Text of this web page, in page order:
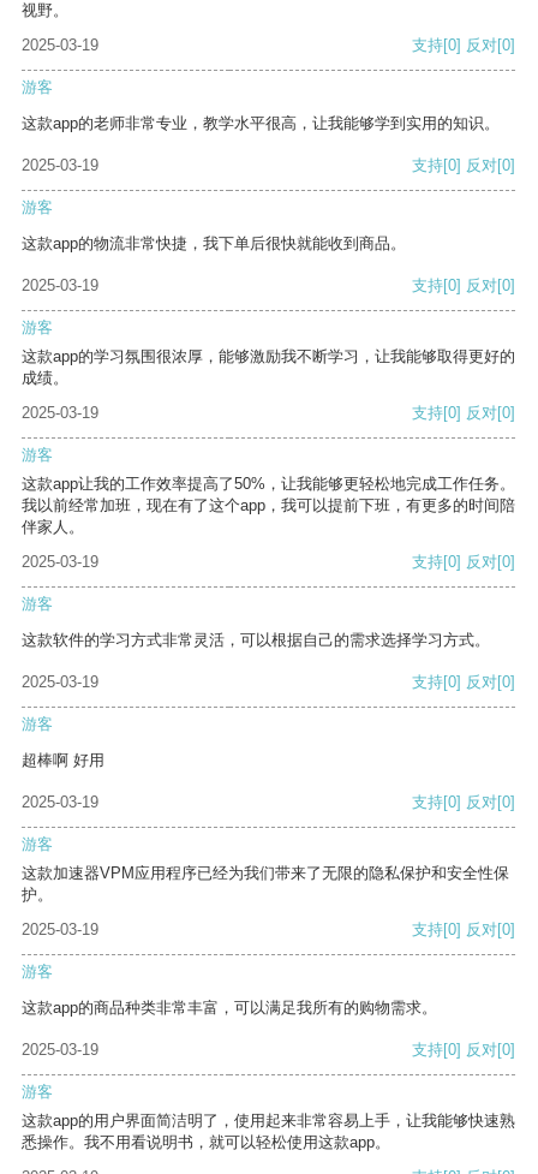
视野。
2025-03-19
支持[0] 反对[0]
游客
这款app的老师非常专业，教学水平很高，让我能够学到实用的知识。
2025-03-19 支持[0] 反对[0]
游客
这款app的物流非常快捷，我下单后很快就能收到商品。
2025-03-19 支持[0] 反对[0]
游客
这款app的学习氛围很浓厚，能够激励我不断学习，让我能够取得更好的
成绩。
2025-03-19
支持[0] 反对[0]
游客
这款app让我的工作效率提高了50%，让我能够更轻松地完成工作任务。
我以前经常加班，现在有了这个app，我可以提前下班，有更多的时间陪
伴家人。
2025-03-19
支持[0] 反对[0]
游客
这款软件的学习方式非常灵活，可以根据自己的需求选择学习方式。
2025-03-19 支持[0] 反对[0]
游客
超棒啊 好用
2025-03-19 支持[0] 反对[0]
游客
这款加速器VPM应用程序已经为我们带来了无限的隐私保护和安全性保
护。
2025-03-19
支持[0] 反对[0]
游客
这款app的商品种类非常丰富，可以满足我所有的购物需求。
2025-03-19 支持[0] 反对[0]
游客
这款app的用户界面简洁明了，使用起来非常容易上手，让我能够快速熟
悉操作。我不用看说明书，就可以轻松使用这款app。